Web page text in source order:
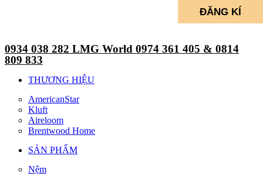
0934 038 282 LMG World 0974 361 405 & 0814
809 833
THƯƠNG HIỆU
AmericanStar
Kluft
Aireloom
Brentwood Home
SẢN PHẨM
Nệm